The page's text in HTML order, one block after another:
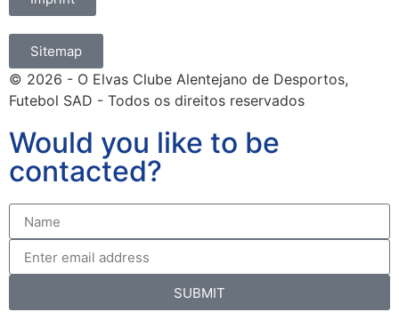
Sitemap
© 2026 - O Elvas Clube Alentejano de Desportos,
Futebol SAD - Todos os direitos reservados
Would you like to be
contacted?
SUBMIT